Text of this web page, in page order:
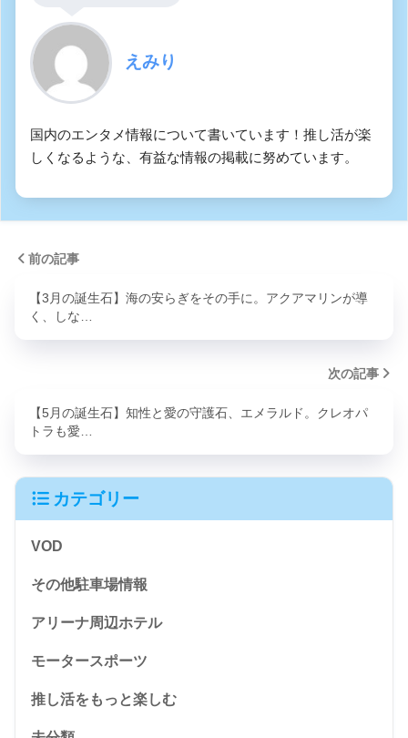
えみり
国内のエンタメ情報について書いています！推し活が楽
しくなるような、有益な情報の掲載に努めています。
前の記事
【3月の誕生石】海の安らぎをその手に。アクアマリンが導
く、しな…
次の記事
【5月の誕生石】知性と愛の守護石、エメラルド。クレオパ
トラも愛…
カテゴリー
VOD
その他駐車場情報
アリーナ周辺ホテル
モータースポーツ
推し活をもっと楽しむ